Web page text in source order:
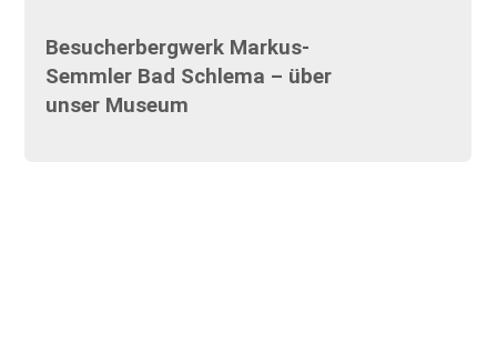
Besucherbergwerk Markus-
Semmler Bad Schlema – über
unser Museum